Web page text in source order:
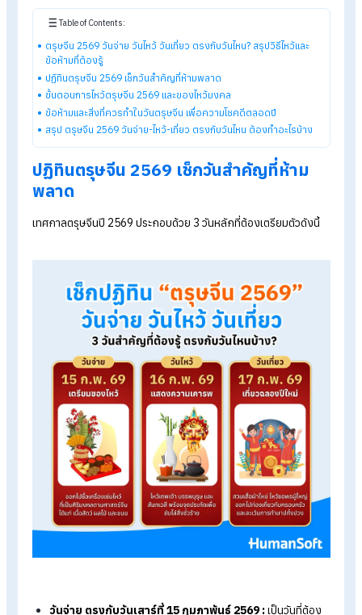
แล้ว
รู้จักโปรแกรม HR ของ HumanSoft เพิ่มเติม
โปรแกรมคำนวณเงินเดือนอัตโนมัติ
ระบบลงเวลาทำงานออนไลน์
ราคาโปรแกรมเงินเดือน เริ่มต้น 590 บาท/เดือน
ทดลองใช้งานฟรี 30 วัน
ตรุษจีน 2569 วันจ่าย วันไหว้ วันเที่ยว ตรงกับวันไหน? สรุปวิธีไหว้และ
ข้อห้ามที่ต้องรู้
ปฏิทินตรุษจีน 2569 เช็กวันสำคัญที่ห้ามพลาด
ขั้นตอนการไหว้ตรุษจีน 2569 และของไหว้มงคล
ข้อห้ามและสิ่งที่ควรทำในวันตรุษจีน เพื่อความโชคดีตลอดปี
สรุป ตรุษจีน 2569 วันจ่าย-ไหว้-เที่ยว ตรงกับวันไหน ต้องทำอะไรบ้าง
ปฏิทินตรุษจีน 2569 เช็กวันสำคัญที่ห้าม
พลาด
เทศกาลตรุษจีนปี 2569 ประกอบด้วย 3 วันหลักที่ต้องเตรียมตัวดัง